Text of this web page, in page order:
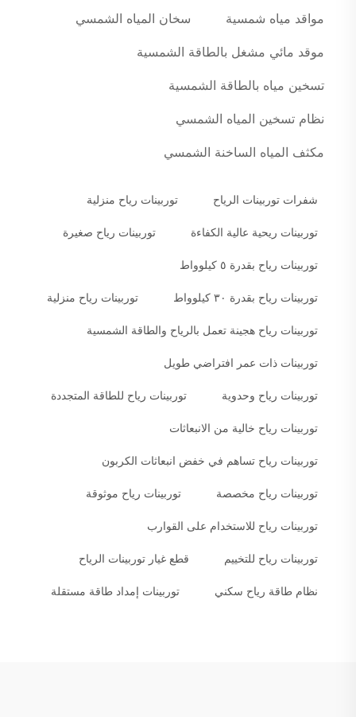
مواقد مياه شمسية سخان المياه الشمسي
موقد مائي مشغل بالطاقة الشمسية
تسخين مياه بالطاقة الشمسية
نظام تسخين المياه الشمسي
مكثف المياه الساخنة الشمسي
شفرات توربينات الرياح توربينات رياح منزلية
توربينات ريحية عالية الكفاءة توربينات رياح صغيرة
توربينات رياح بقدرة ٥ كيلوواط
توربينات رياح بقدرة ٣٠ كيلوواط توربينات رياح منزلية
توربينات رياح هجينة تعمل بالرياح والطاقة الشمسية
توربينات ذات عمر افتراضي طويل
توربينات رياح وحدوية توربينات رياح للطاقة المتجددة
توربينات رياح خالية من الانبعاثات
توربينات رياح تساهم في خفض انبعاثات الكربون
توربينات رياح مخصصة توربينات رياح موثوقة
توربينات رياح للاستخدام على القوارب
توربينات رياح للتخييم قطع غيار توربينات الرياح
نظام طاقة رياح سكني توربينات إمداد طاقة مستقلة